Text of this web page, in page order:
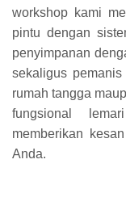
workshop kami
pintu dengan
penyimpanan
sekaligus
rumah tangga
fungsional
memberikan
Anda.